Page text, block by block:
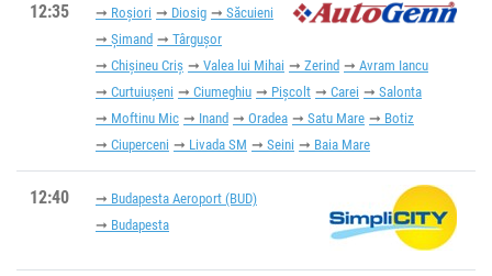
12:35 Roșiori Diosig
Săcuieni
Șimand
Târgușor
Chișineu Criș
Valea lui Mihai Zerind
Avram Iancu
Curtuiușeni
Ciumeghiu Pișcolt Carei
Salonta
Moftinu Mic
Inand Oradea Satu Mare
Botiz
Ciuperceni
Livada SM Seini Baia Mare
12:40
Budapesta Aeroport (BUD)
Budapesta